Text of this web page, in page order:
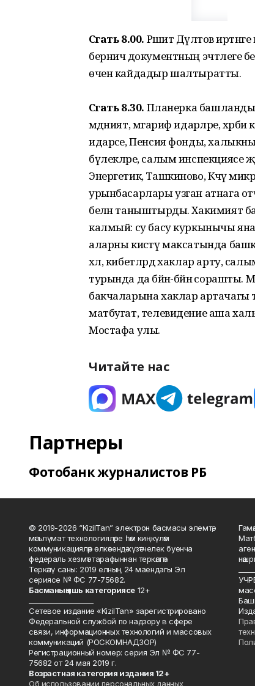
Сәгать 8.00. Рәшит Дәүләтов
берничә до­кументның эчтәле­ге
өчен кайдадыр шалтыратты.
Сәгать 8.30. Планерка башланды.
мәдәният, мәга­риф идарәләре,
идарәсе, Пенсия фонды,
бүлек­ләре, салым инспекциясе
Энергетик, Ташкиново, Кәчәү
урынбасарлары узган атнага
белән таныштырды. Хакимият
калмый: су басу куркынычы
аларны кисәтү максатында
хәл, кибетләрдә хаклар арту,
турында да бәйнә-бәйнә сорашты.
бакчаларына хаклар артачагы
матбугат, телевидение аша
Мостафа улы.
Читайте нас
Партнеры
Фотобанк журналистов РБ
© 2019-2026 “KizilTan” электрон басмасы элемтә,
мәгълүмат технологияләре һәм киңкүләм
коммуникацияләр өлкәсендә күзәтчелек буенча
федераль хезмәт тарафыннан теркәлгән.
Теркәлү саны: 2019 елның 24 маендагы Эл
сериясе № ФС 77-75682.
Басманың яшь категориясе12+
Сетевое издание «KizilTan» зарегистрировано
Федеральной службой по надзору в сфере
связи, информационных технологий и массовых
коммуникаций (РОСКОМНАДЗОР)
Регистрационный номер: серия Эл № ФС 77-
75682 от 24 мая 2019 г.
Возрастная категория издания 12+
Об использовании персональных данных